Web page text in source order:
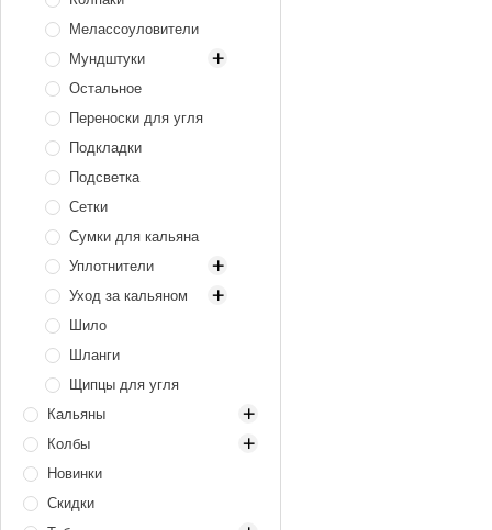
Нержавеющая
Мелассоуловители
Мундштуки
Мундштуки для
мундштуки
Персональные
мундштуки
Остальное
Переноски для угля
Подкладки
Подсветка
Сетки
Сумки для кальяна
Уплотнители
Уплотнители
для чаш
Уплотнители
Уход за кальяном
Ёршики для
Щётки для
чаши и калауда
Шило
Шланги
Щипцы для угля
Кальяны
500–1000 zł
Alpha Hookah
Amotion
Колбы
90–150 zł
Cosmo
Новинки
Скидки